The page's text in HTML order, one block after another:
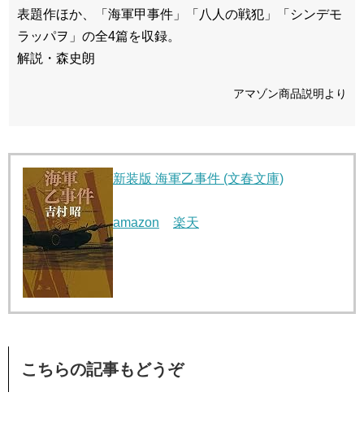
表題作ほか、「海軍甲事件」「八人の戦犯」「シンデモ
ラッパヲ」の全4篇を収録。
解説・森史朗
アマゾン商品説明より
新装版 海軍乙事件 (文春文庫)
amazon 楽天
こちらの記事もどうぞ